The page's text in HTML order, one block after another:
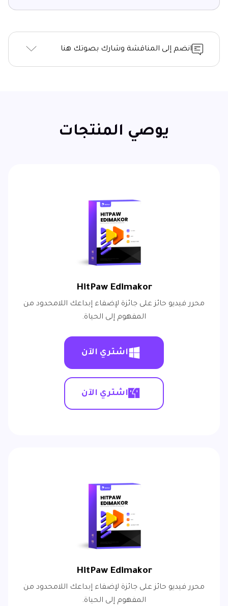
انضم إلى المناقشة وشارك بصوتك هنا
يوصي المنتجات
HitPaw Edimakor
محرر فيديو حائز على جائزة لإضفاء إبداعك اللامحدود من
المفهوم إلى الحياة.
اشتري الآن
اشتري الآن
HitPaw Edimakor
محرر فيديو حائز على جائزة لإضفاء إبداعك اللامحدود من
المفهوم إلى الحياة.